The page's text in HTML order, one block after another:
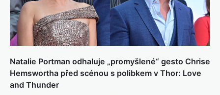
Natalie Portman odhaluje „promyšlené“ gesto Chrise
Hemswortha před scénou s polibkem v Thor: Love
and Thunder